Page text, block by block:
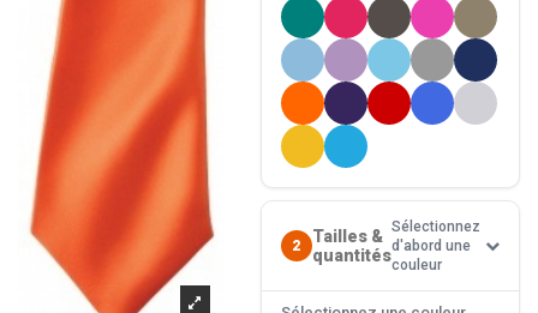
2
Tailles &
quantités
Sélectionnez
d'abord une
couleur